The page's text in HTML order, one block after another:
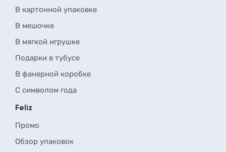
В картонной упаковке
В мешочке
В мягкой игрушке
Подарки в тубусе
В фанерной коробке
С символом года
Feliz
Промо
Обзор упаковок